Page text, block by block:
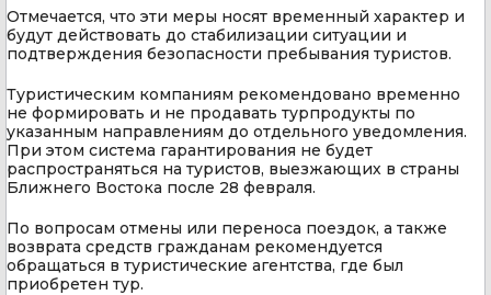
Отмечается, что эти меры носят временный характер и
будут действовать до стабилизации ситуации и
подтверждения безопасности пребывания туристов.
Туристическим компаниям рекомендовано временно
не формировать и не продавать турпродукты по
указанным направлениям до отдельного уведомления.
При этом система гарантирования не будет
распространяться на туристов, выезжающих в страны
Ближнего Востока после 28 февраля.
По вопросам отмены или переноса поездок, а также
возврата средств гражданам рекомендуется
обращаться в туристические агентства, где был
приобретен тур.